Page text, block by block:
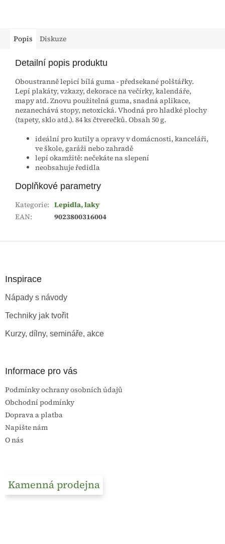
Popis Diskuze
Detailní popis produktu
Oboustranně lepicí bílá guma - předsekané polštářky.
Lepí plakáty, vzkazy, dekorace na večírky, kalendáře,
mapy atd. Znovu použitelná guma, snadná aplikace,
nezanechává stopy, netoxická. Vhodná pro hladké plochy
(tapety, sklo atd.). 84 ks čtverečků. Obsah 50 g.
ideální pro kutily a opravy v domácnosti, kanceláři,
ve škole, garáži nebo zahradě
lepí okamžitě: nečekáte na slepení
neobsahuje ředidla
Doplňkové parametry
Kategorie: Lepidla, laky
EAN: 9023800316004
Inspirace
Nápady s návody
Techniky jak tvořit
Kurzy, dílny, semináře, akce
Informace pro vás
Podmínky ochrany osobních údajů
Obchodní podmínky
Doprava a platba
Napište nám
O nás
Kamenná prodejna